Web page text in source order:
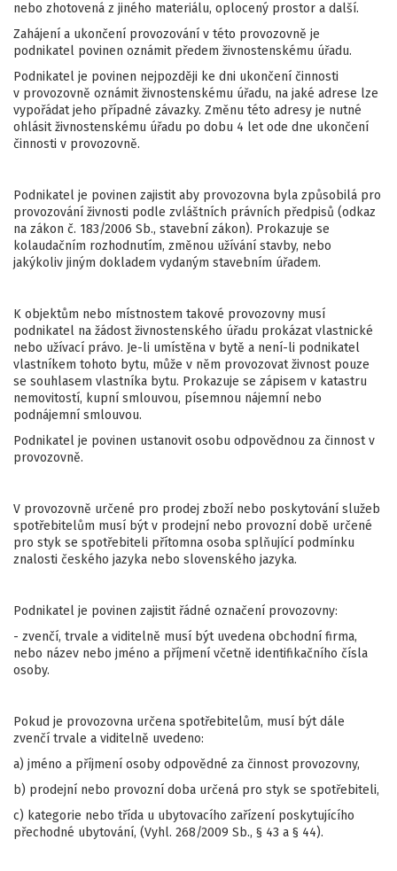
nebo zhotovená z jiného materiálu, oplocený prostor a další.
Zahájení a ukončení provozování v této provozovně je
podnikatel povinen oznámit předem živnostenskému úřadu.
Podnikatel je povinen nejpozději ke dni ukončení činnosti
v provozovně oznámit živnostenskému úřadu, na jaké adrese lze
vypořádat jeho případné závazky. Změnu této adresy je nutné
ohlásit živnostenskému úřadu po dobu 4 let ode dne ukončení
činnosti v provozovně.
Podnikatel je povinen zajistit aby provozovna byla způsobilá pro
provozování živnosti podle zvláštních právních předpisů (odkaz
na zákon č. 183/2006 Sb., stavební zákon). Prokazuje se
kolaudačním rozhodnutím, změnou užívání stavby, nebo
jakýkoliv jiným dokladem vydaným stavebním úřadem.
K objektům nebo místnostem takové provozovny musí
podnikatel na žádost živnostenského úřadu prokázat vlastnické
nebo užívací právo. Je-li umístěna v bytě a není-li podnikatel
vlastníkem tohoto bytu, může v něm provozovat živnost pouze
se souhlasem vlastníka bytu. Prokazuje se zápisem v katastru
nemovitostí, kupní smlouvou, písemnou nájemní nebo
podnájemní smlouvou.
Podnikatel je povinen ustanovit osobu odpovědnou za činnost v
provozovně.
V provozovně určené pro prodej zboží nebo poskytování služeb
spotřebitelům musí být v prodejní nebo provozní době určené
pro styk se spotřebiteli přítomna osoba splňující podmínku
znalosti českého jazyka nebo slovenského jazyka.
Podnikatel je povinen zajistit řádné označení provozovny:
- zvenčí, trvale a viditelně musí být uvedena obchodní firma,
nebo název nebo jméno a příjmení včetně identifikačního čísla
osoby.
Pokud je provozovna určena spotřebitelům, musí být dále
zvenčí trvale a viditelně uvedeno:
a) jméno a příjmení osoby odpovědné za činnost provozovny,
b) prodejní nebo provozní doba určená pro styk se spotřebiteli,
c) kategorie nebo třída u ubytovacího zařízení poskytujícího
přechodné ubytování, (Vyhl. 268/2009 Sb., § 43 a § 44).